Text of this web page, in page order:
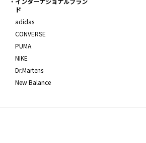
ド
adidas
CONVERSE
PUMA
NIKE
Dr.Martens
New Balance